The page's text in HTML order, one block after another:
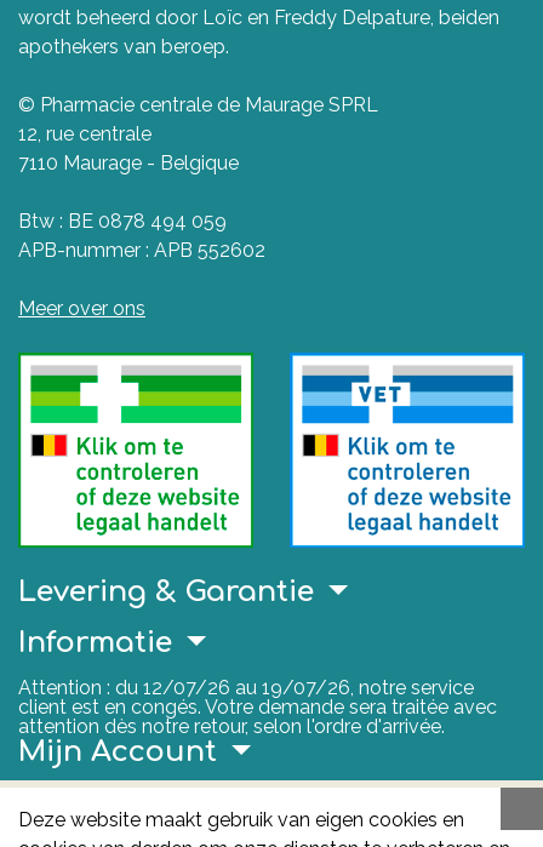
wordt beheerd door Loïc en Freddy Delpature, beiden
apothekers van beroep.
© Pharmacie centrale de Maurage SPRL
12, rue centrale
7110 Maurage - Belgique
Btw : BE 0878 494 059
APB-nummer : APB 552602
Meer over ons
Levering & Garantie
Deze website maakt gebruik van eigen cookies en
Informatie
Attention : du 12/07/26 au 19/07/26, notre service
client est en congés. Votre demande sera traitée avec
attention dès notre retour, selon l'ordre d'arrivée.
Mijn Account
Nuttige Links